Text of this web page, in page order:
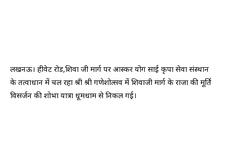
लखनऊ। हीवेट रोड,शिवा जी मार्ग पर आस्कर योग साई कृपा सेवा संस्थान
के तत्वाधान में चल रहा श्री श्री गणेशोत्सव में शिवाजी मार्ग के राजा की मूर्ति
विसर्जन की शोभा यात्रा धूमधाम से निकल गई।